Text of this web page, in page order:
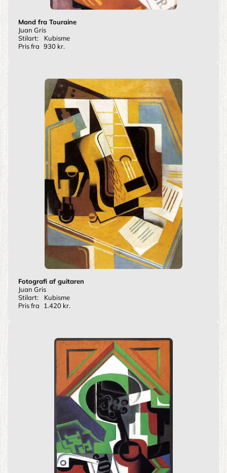
Mand fra Touraine
Juan Gris
Stilart:
Kubisme
Pris fra 930 kr.
Fotografi af guitaren
Juan Gris
Stilart:
Kubisme
Pris fra
1.420 kr.